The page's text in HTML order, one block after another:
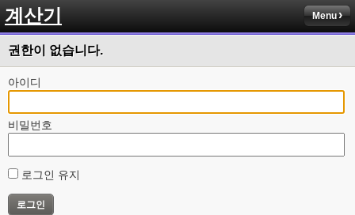
계산기 Menu
권한이 없습니다.
아이디
비밀번호
로그인 유지